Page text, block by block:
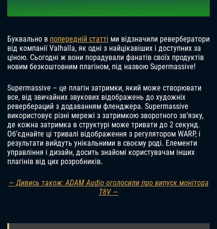
Буквально в попередній статті ми відзначили ревербератори
від компанії Valhalla, як одні з найцікавіших і доступних за
ціною. Сьогодні ж вони порадували фанатів своїх продуктів
новим безкоштовним плагіном, під назвою Supermassive!
Supermassive – це плагін затримки, який може створювати
все, від звичайних звукових відображень до художніх
ревербераций з додаванням фленджера. Supermassive
використовує різні мережі з затримкою зворотного зв’язку,
де кожна затримка в структурі може тривати до 2 секунд.
Об’єднайте ці тривалі відображення з регулятором WARP, і
результати вийдуть унікальними в своєму роді. Елементи
управління і дизайн, досить знайомі користувачам інших
плагінів від цих розробників.
— Дивись також: ADAM Audio оголосили про випуск монітора
T8V —